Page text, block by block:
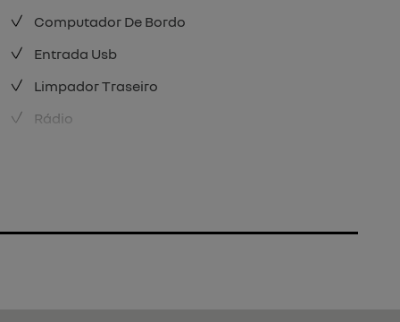
Computador De Bordo
Entrada Usb
Limpador Traseiro
Rádio